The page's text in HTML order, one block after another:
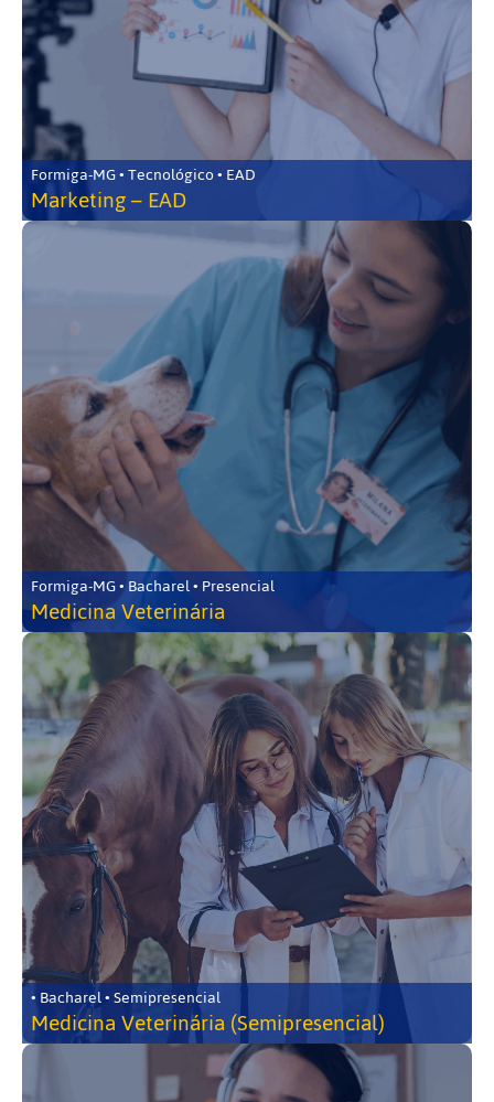
Formiga-MG • Tecnológico • EAD
Marketing – EAD
Formiga-MG • Bacharel • Presencial
Medicina Veterinária
• Bacharel • Semipresencial
Medicina Veterinária (Semipresencial)